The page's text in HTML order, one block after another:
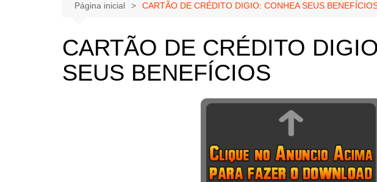
Página inicial CARTÃO DE CRÉDITO DIGIO: CONHEA SEUS
CARTÃO DE CRÉDITO
SEUS BENEFÍCIOS